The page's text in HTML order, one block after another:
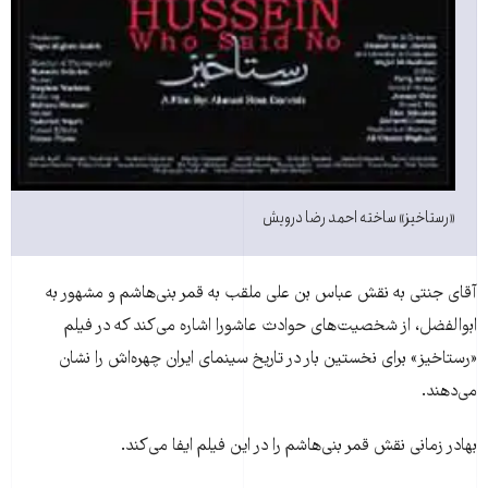
«رستاخیز» ساخته احمد رضا درویش
آقای جنتی به نقش عباس بن علی ملقب به قمر بنی‌هاشم و مشهور به
ابوالفضل، از شخصیت‌های حوادث عاشورا اشاره می‌کند که در فیلم
«رستاخیز» برای نخستین بار در تاریخ سینمای ایران چهره‌اش را نشان
می‌دهند.
بهادر زمانی نقش قمر بنی‌هاشم را در این فیلم ایفا می‌کند.